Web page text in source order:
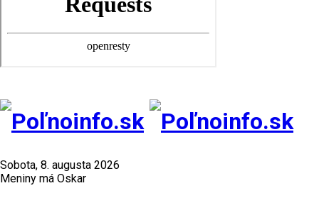
Sobota, 8. augusta 2026
Meniny má Oskar